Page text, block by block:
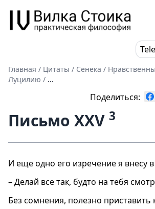
Главная / Цитаты / Сенека /
Луцилию / ...
Поделиться:
Письмо XXV 3
И еще одно его изречение я внесу
– Делай все так, будто на тебя
Без сомнения, полезно приставить